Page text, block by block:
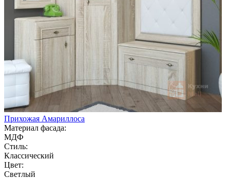
Прихожая Амариллоса
Материал фасада:
МДФ
Стиль:
Классический
Цвет:
Светлый